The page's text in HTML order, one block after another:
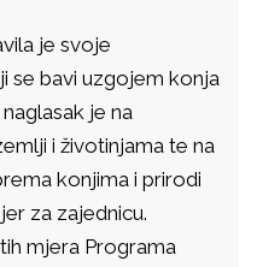
je svoje
se bavi uzgojem konja
je na
i životinjama te na
konjima i prirodi
za zajednicu.
mjera Programa